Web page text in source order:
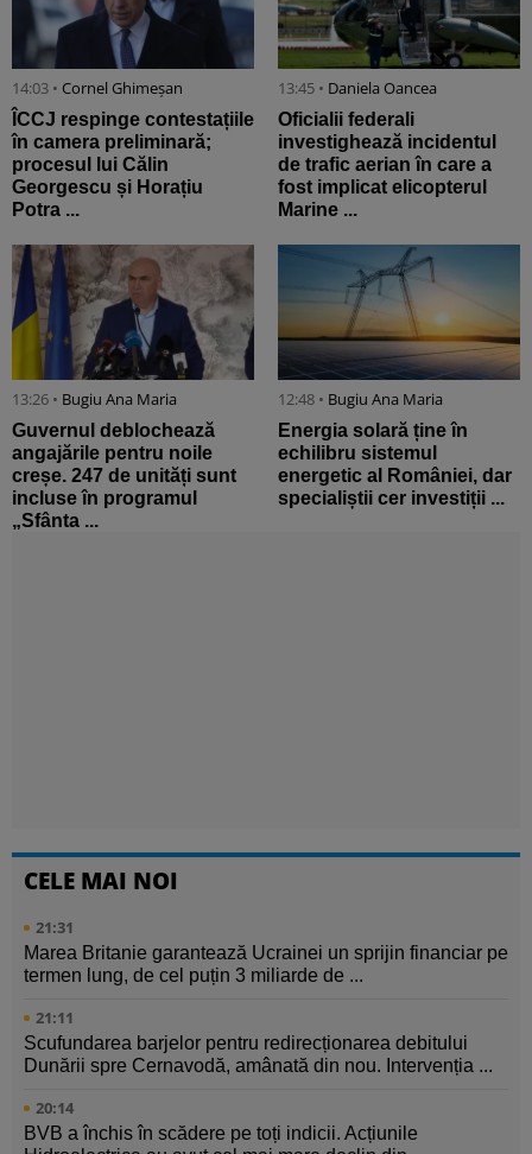
14:03 • Cornel Ghimeșan
ÎCCJ respinge contestațiile
în camera preliminară;
procesul lui Călin
Georgescu și Horațiu
Potra ...
13:45 • Daniela Oancea
Oficialii federali
investighează incidentul
de trafic aerian în care a
fost implicat elicopterul
Marine ...
13:26 • Bugiu ⁠Ana Maria
Guvernul deblochează
angajările pentru noile
creșe. 247 de unități sunt
incluse în programul
„Sfânta ...
12:48 • Bugiu ⁠Ana Maria
Energia solară ține în
echilibru sistemul
energetic al României, dar
specialiștii cer investiții ...
CELE MAI NOI
21:31
Marea Britanie garantează Ucrainei un sprijin financiar pe
termen lung, de cel puțin 3 miliarde de ...
21:11
Scufundarea barjelor pentru redirecționarea debitului
Dunării spre Cernavodă, amânată din nou. Intervenția ...
20:14
BVB a închis în scădere pe toți indicii. Acțiunile